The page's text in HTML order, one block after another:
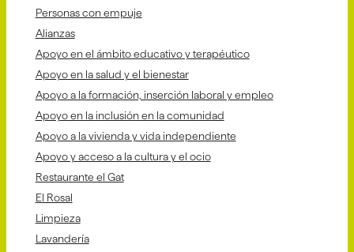
Personas con empuje
Alianzas
Apoyo en el ámbito educativo y terapéutico
Apoyo en la salud y el bienestar
Apoyo a la formación, inserción laboral y empleo
Apoyo en la inclusión en la comunidad
Apoyo a la vivienda y vida independiente
Apoyo y acceso a la cultura y el ocio
Restaurante el Gat
El Rosal
Limpieza
Lavandería